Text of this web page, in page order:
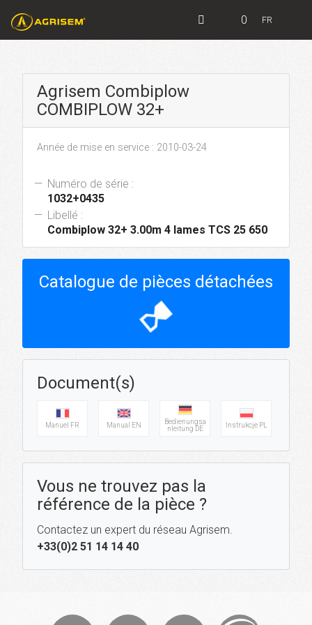
0 FR
Agrisem Combiplow
COMBIPLOW 32+
Année de mise en service : 2010-03-24
Numéro de série :
1032+0435
Libellé :
Combiplow 32+ 3.00m 4 lames TCS 25 650
Catalogue de pièces détachées
hourglass_top
Document(s)
Manuel FR Manual EN
Bedienungsa
nleitung DE
Instrukcje PL
Vous ne trouvez pas la
référence de la pièce ?
Contactez un expert du réseau Agrisem.
+33(0)2 51 14 14 40